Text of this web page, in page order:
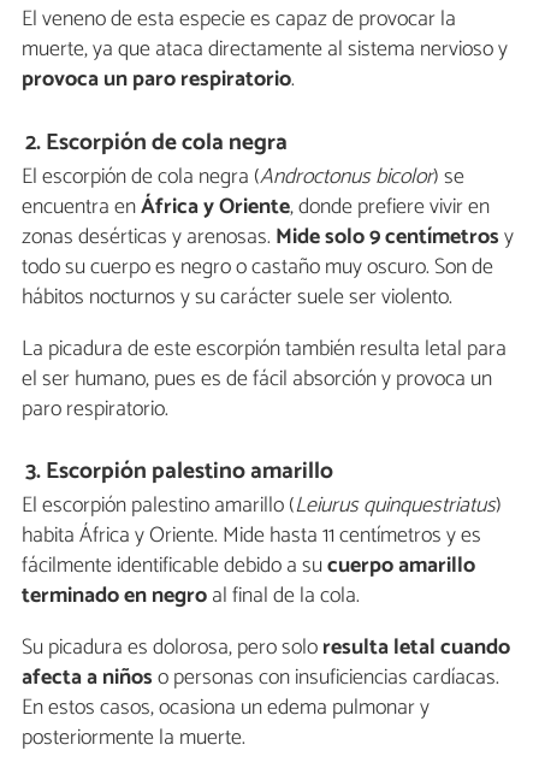
El veneno de esta especie es capaz de provocar la
muerte, ya que ataca directamente al sistema nervioso y
provoca un paro respiratorio.
2. Escorpión de cola negra
El escorpión de cola negra (Androctonus bicolor) se
encuentra enÁfrica y Oriente, donde prefiere vivir en
zonas desérticas y arenosas. Mide solo 9 centímetrosy
todo su cuerpo es negro o castaño muy oscuro. Son de
hábitos nocturnos y su carácter suele ser violento.
La picadura de este escorpión también resulta letal para
el ser humano, pues es de fácil absorción y provoca un
paro respiratorio.
3. Escorpión palestino amarillo
El escorpión palestino amarillo (Leiurus quinquestriatus)
habita África y Oriente. Mide hasta 11 centímetros y es
fácilmente identificable debido a sucuerpo amarillo
terminado en negroal final de la cola.
Su picadura es dolorosa, pero soloresulta letal cuando
afecta a niñoso personas con insuficiencias cardíacas.
En estos casos, ocasiona un edema pulmonar y
posteriormente la muerte.